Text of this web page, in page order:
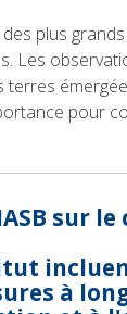
plus
Les
terres
pour
sur
à